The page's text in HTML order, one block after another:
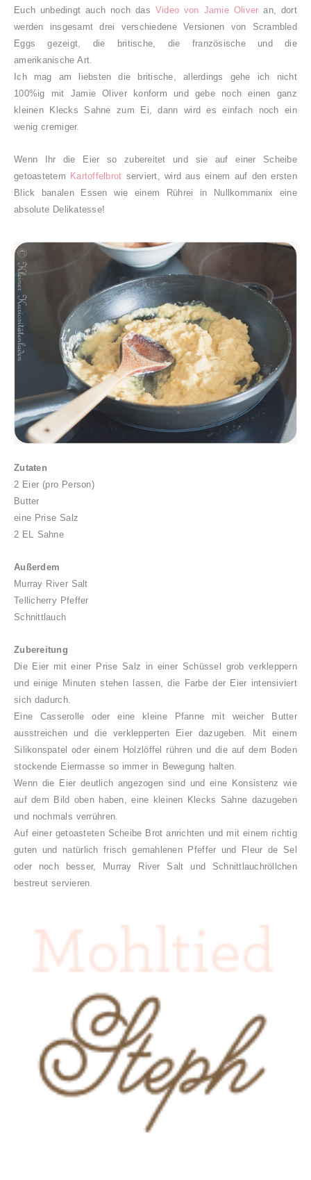
Euch unbedingt auch noch das Video von Jamie Oliver an, dort
werden insgesamt drei verschiedene Versionen von Scrambled
Eggs gezeigt, die britische, die französische und die
amerikanische Art.
Ich mag am liebsten die britische, allerdings gehe ich nicht
100%ig mit Jamie Oliver konform und gebe noch einen ganz
kleinen Klecks Sahne zum Ei, dann wird es einfach noch ein
wenig cremiger.
Wenn Ihr die Eier so zubereitet und sie auf einer Scheibe
getoastetem Kartoffelbrot serviert, wird aus einem auf den ersten
Blick banalen Essen wie einem Rührei in Nullkommanix eine
absolute Delikatesse!
Zutaten
2 Eier (pro Person)
Butter
eine Prise Salz
2 EL Sahne
Außerdem
Murray River Salt
Tellicherry Pfeffer
Schnittlauch
Zubereitung
Die Eier mit einer Prise Salz in einer Schüssel grob verkleppern
und einige Minuten stehen lassen, die Farbe der Eier intensiviert
sich dadurch.
Eine Casserolle oder eine kleine Pfanne mit weicher Butter
ausstreichen und die verklepperten Eier dazugeben. Mit einem
Silikonspatel oder einem Holzlöffel rühren und die auf dem Boden
stockende Eiermasse so immer in Bewegung halten.
Wenn die Eier deutlich angezogen sind und eine Konsistenz wie
auf dem Bild oben haben, eine kleinen Klecks Sahne dazugeben
und nochmals verrühren.
Auf einer getoasteten Scheibe Brot anrichten und mit einem richtig
guten und natürlich frisch gemahlenen Pfeffer und Fleur de Sel
oder noch besser, Murray River Salt und Schnittlauchröllchen
bestreut servieren.